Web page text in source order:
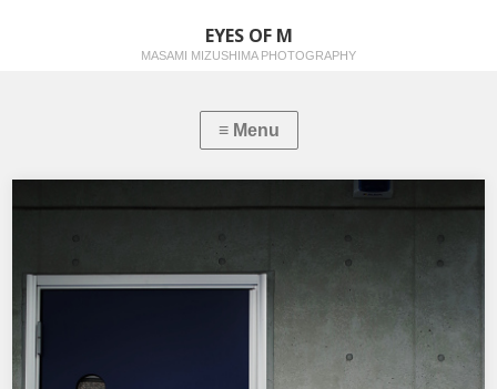
EYES OF M
MASAMI MIZUSHIMA PHOTOGRAPHY